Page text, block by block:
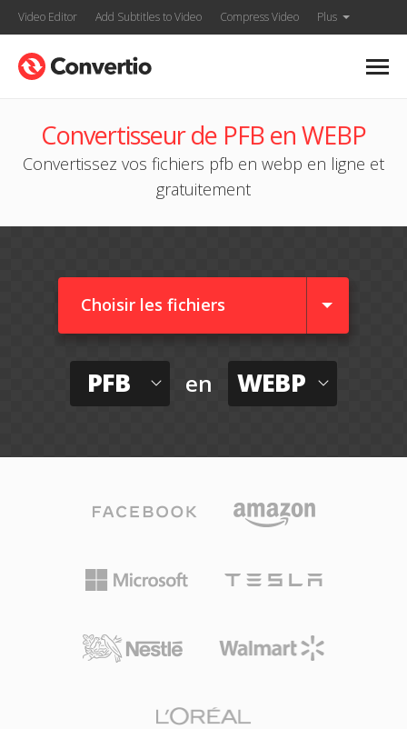
Video Editor Add Subtitles to Video Compress Video Plus
Convertisseur de PFB en WEBP
Convertissez vos fichiers pfb en webp en ligne et
gratuitement
Choisir les fichiers
PFB en WEBP